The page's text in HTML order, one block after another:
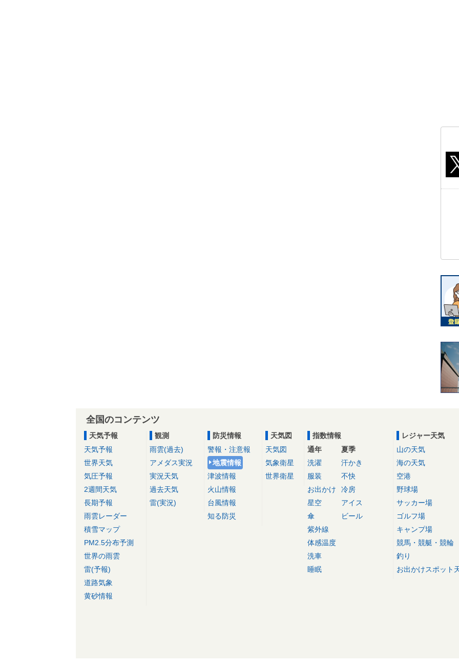
全国のコンテンツ
天気予報
天気予報
世界天気
気圧予報
2週間天気
長期予報
雨雲レーダー
積雪マップ
PM2.5分布予測
世界の雨雲
雷(予報)
道路気象
黄砂情報
観測
雨雲(過去)
アメダス実況
実況天気
過去天気
雷(実況)
防災情報
警報・注意報
地震情報
津波情報
火山情報
台風情報
知る防災
天気図
天気図
気象衛星
世界衛星
指数情報
通年
洗濯
服装
お出かけ
星空
傘
紫外線
体感温度
洗車
睡眠
夏季
汗かき
不快
冷房
アイス
ビール
レジャー天気
山の天気
海の天気
空港
野球場
サッカー場
ゴルフ場
キャンプ場
競馬・競艇・競輪
釣り
お出かけスポット